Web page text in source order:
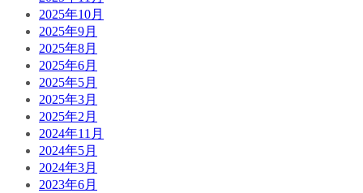
2025年10月
2025年9月
2025年8月
2025年6月
2025年5月
2025年3月
2025年2月
2024年11月
2024年5月
2024年3月
2023年6月